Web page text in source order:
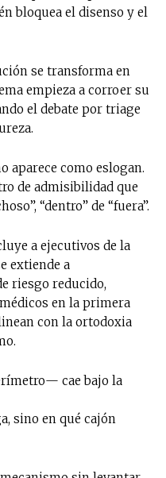
bloquea el disenso y el
se transforma en
empieza a corroer su
el debate por triage
aparece como eslogan.
de admisibilidad que
“dentro” de “fuera”.
a ejecutivos de la
extiende a
riesgo reducido,
en la primera
con la ortodoxia
cae bajo la
sino en qué cajón